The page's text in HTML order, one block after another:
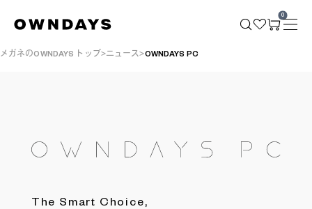
0
メガネのOWNDAYS トップ ニュース OWNDAYS PC
The Smart Choice,